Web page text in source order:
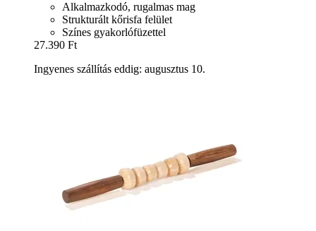
Alkalmazkodó, rugalmas mag
Strukturált kőrisfa felület
Színes gyakorlófüzettel
27.390 Ft
Ingyenes szállítás eddig: augusztus 10.